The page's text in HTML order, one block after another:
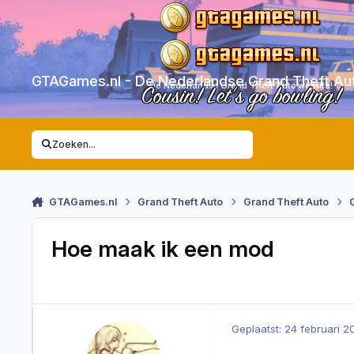
GTAGames.nl - De Nederlandse Grand Theft
De Nederlandse Grand Theft Auto website!
Cousin! Let’s go bowling!
Zoeken...
GTAGames.nl Grand Theft Auto Grand Theft Auto
Hoe maak ik een mod
Geplaatst: 24 februari